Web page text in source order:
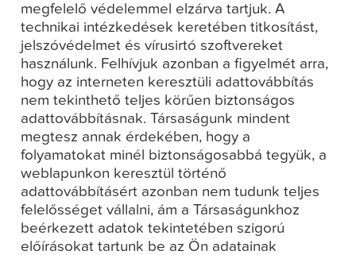
megfelelő védelemmel elzárva tartjuk. A
technikai intézkedések keretében titkosítást,
jelszóvédelmet és vírusirtó szoftvereket
használunk. Felhívjuk azonban a figyelmét arra,
hogy az interneten keresztüli adattovábbítás
nem tekinthető teljes körűen biztonságos
adattovábbításnak. Társaságunk mindent
megtesz annak érdekében, hogy a
folyamatokat minél biztonságosabbá tegyük, a
weblapunkon keresztül történő
adattovábbításért azonban nem tudunk teljes
felelősséget vállalni, ám a Társaságunkhoz
beérkezett adatok tekintetében szigorú
előírásokat tartunk be az Ön adatainak